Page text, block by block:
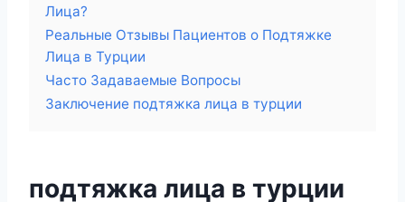
Лица?
Реальные Отзывы Пациентов о Подтяжке
Лица в Турции
Часто Задаваемые Вопросы
Заключение подтяжка лица в турции
подтяжка лица в турции